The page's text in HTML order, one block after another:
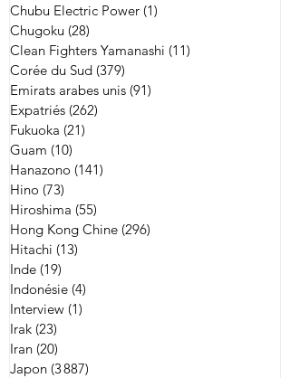
Chubu Electric Power (1)
Chugoku (28)
Clean Fighters Yamanashi (11)
Corée du Sud (379)
Emirats arabes unis (91)
Expatriés (262)
Fukuoka (21)
Guam (10)
Hanazono (141)
Hino (73)
Hiroshima (55)
Hong Kong Chine (296)
Hitachi (13)
Inde (19)
Indonésie (4)
Interview (1)
Irak (23)
Iran (20)
Japon (3 887)